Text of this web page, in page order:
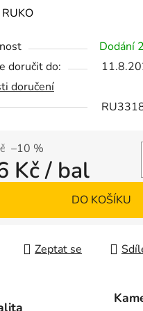
RUKO
Dodání
doručit do:
doručení
–10 %
Kč/ bal
DO KOŠÍKU
Zeptat se